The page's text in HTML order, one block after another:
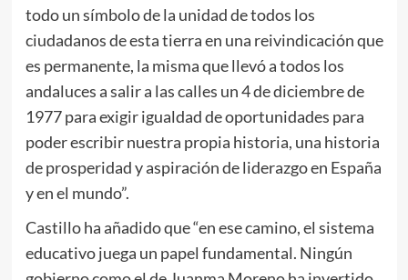
todo un símbolo de la unidad de todos los
ciudadanos de esta tierra en una reivindicación que
es permanente, la misma que llevó a todos los
andaluces a salir a las calles un 4 de diciembre de
1977 para exigir igualdad de oportunidades para
poder escribir nuestra propia historia, una historia
de prosperidad y aspiración de liderazgo en España
y en el mundo”.
Castillo ha añadido que “en ese camino, el sistema
educativo juega un papel fundamental. Ningún